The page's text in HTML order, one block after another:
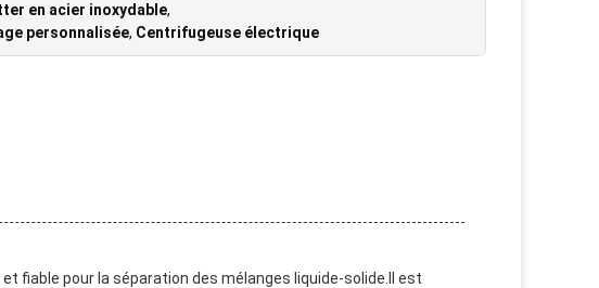
en acier inoxydable,
personnalisée, Centrifugeuse électrique
fiable pour la séparation des mélanges liquide-solide.Il est